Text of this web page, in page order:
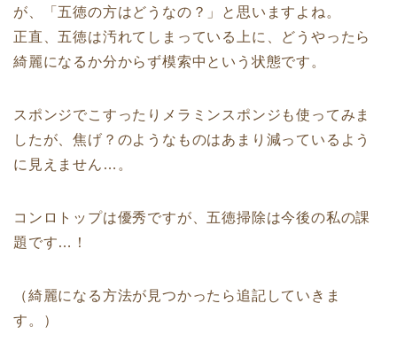
が、「五徳の方はどうなの？」と思いますよね。
正直、五徳は汚れてしまっている上に、どうやったら
綺麗になるか分からず模索中という状態です。
スポンジでこすったりメラミンスポンジも使ってみま
したが、焦げ？のようなものはあまり減っているよう
に見えません…。
コンロトップは優秀ですが、五徳掃除は今後の私の課
題です…！
（綺麗になる方法が見つかったら追記していきま
す。）